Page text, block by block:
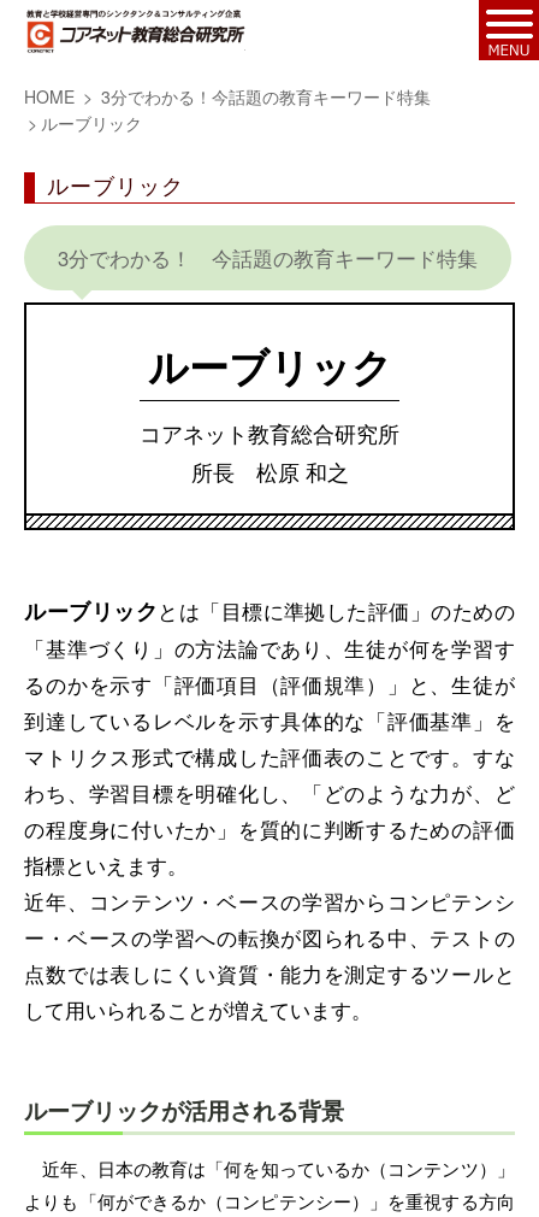
HOME
3分でわかる！今話題の教育キーワード特集
ルーブリック
ルーブリック
3分でわかる！ 今話題の教育キーワード特集
ルーブリック
コアネット教育総合研究所
所長 松原 和之
ルーブリック とは「目標に準拠した評価」のための
「基準づくり」の方法論であり、生徒が何を学習す
るのかを示す「評価項目（評価規準）」と、生徒が
到達しているレベルを示す具体的な「評価基準」を
マトリクス形式で構成した評価表のことです。すな
わち、学習目標を明確化し、「どのような力が、ど
の程度身に付いたか」を質的に判断するための評価
指標といえます。
近年、コンテンツ・ベースの学習からコンピテンシ
ー・ベースの学習への転換が図られる中、テストの
点数では表しにくい資質・能力を測定するツールと
して用いられることが増えています。
ルーブリックが活用される背景
近年、日本の教育は「何を知っているか（コンテンツ）」
よりも「何ができるか（コンピテンシー）」を重視する方向